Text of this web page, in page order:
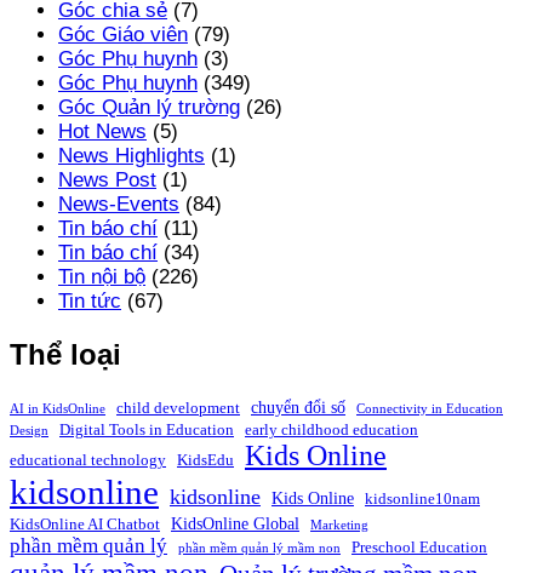
Góc chia sẻ (7)
Góc Giáo viên (79)
Góc Phụ huynh (3)
Góc Phụ huynh (349)
Góc Quản lý trường (26)
Hot News (5)
News Highlights (1)
News Post (1)
News-Events (84)
Tin báo chí (11)
Tin báo chí (34)
Tin nội bộ (226)
Tin tức (67)
Thể loại
AI in KidsOnline child development chuyển đổi số
Connectivity in Education
Design
Digital Tools in Education
early childhood education
educational technology
KidsEdu Kids Online
kidsonline kidsonline Kids Online
kidsonline10nam
KidsOnline AI Chatbot
KidsOnline Global Marketing
phần mềm quản lý phần mềm quản lý mầm non Preschool Education